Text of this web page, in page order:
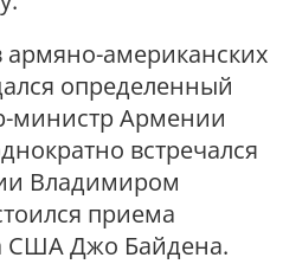
армяно-американских
определенный
министр Армении
встречался
Владимиром
приема
США Джо Байдена.